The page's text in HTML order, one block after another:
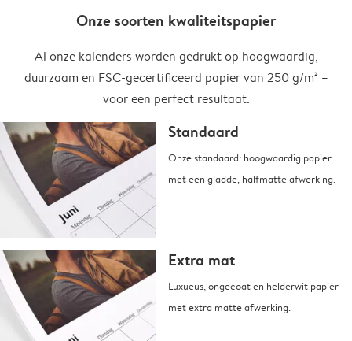
Onze soorten kwaliteitspapier
Al onze kalenders worden gedrukt op hoogwaardig,
duurzaam en FSC-gecertificeerd papier van 250 g/m² –
voor een perfect resultaat.
Standaard
Onze standaard: hoogwaardig papier
met een gladde, halfmatte afwerking.
Extra mat
Luxueus, ongecoat en helderwit papier
met extra matte afwerking.